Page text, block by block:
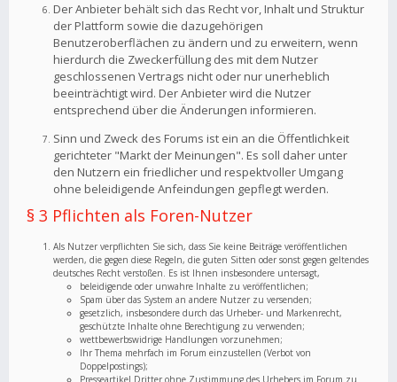
Der Anbieter behält sich das Recht vor, Inhalt und Struktur
der Plattform sowie die dazugehörigen
Benutzeroberflächen zu ändern und zu erweitern, wenn
hierdurch die Zweckerfüllung des mit dem Nutzer
geschlossenen Vertrags nicht oder nur unerheblich
beeinträchtigt wird. Der Anbieter wird die Nutzer
entsprechend über die Änderungen informieren.
Sinn und Zweck des Forums ist ein an die Öffentlichkeit
gerichteter "Markt der Meinungen". Es soll daher unter
den Nutzern ein friedlicher und respektvoller Umgang
ohne beleidigende Anfeindungen gepflegt werden.
§ 3 Pflichten als Foren-Nutzer
Als Nutzer verpflichten Sie sich, dass Sie keine Beiträge veröffentlichen
werden, die gegen diese Regeln, die guten Sitten oder sonst gegen geltendes
deutsches Recht verstoßen. Es ist Ihnen insbesondere untersagt,
beleidigende oder unwahre Inhalte zu veröffentlichen;
Spam über das System an andere Nutzer zu versenden;
gesetzlich, insbesondere durch das Urheber- und Markenrecht,
geschützte Inhalte ohne Berechtigung zu verwenden;
wettbewerbswidrige Handlungen vorzunehmen;
Ihr Thema mehrfach im Forum einzustellen (Verbot von
Doppelpostings);
Presseartikel Dritter ohne Zustimmung des Urhebers im Forum zu